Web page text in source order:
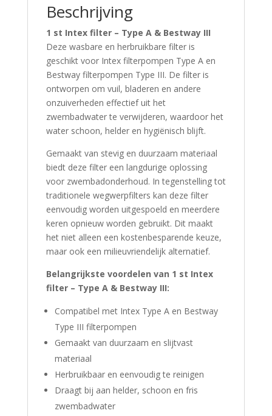
wasbaar
herbruikbaar
quantity
Beschrijving
1 st Intex filter – Type A & Bestway III
Deze wasbare en herbruikbare filter is
geschikt voor Intex filterpompen Type A en
Bestway filterpompen Type III. De filter is
ontworpen om vuil, bladeren en andere
onzuiverheden effectief uit het
zwembadwater te verwijderen, waardoor het
water schoon, helder en hygiënisch blijft.
Gemaakt van stevig en duurzaam materiaal
biedt deze filter een langdurige oplossing
voor zwembadonderhoud. In tegenstelling tot
traditionele wegwerpfilters kan deze filter
eenvoudig worden uitgespoeld en meerdere
keren opnieuw worden gebruikt. Dit maakt
het niet alleen een kostenbesparende keuze,
maar ook een milieuvriendelijk alternatief.
Belangrijkste voordelen van 1 st Intex
filter – Type A & Bestway III:
Compatibel met Intex Type A en Bestway
Type III filterpompen
Gemaakt van duurzaam en slijtvast
materiaal
Herbruikbaar en eenvoudig te reinigen
Draagt bij aan helder, schoon en fris
zwembadwater